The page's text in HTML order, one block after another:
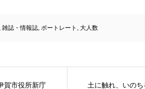
, 雑誌・情報誌, ポートレート , 大人数
賀市役所新庁
土に触れ、いの